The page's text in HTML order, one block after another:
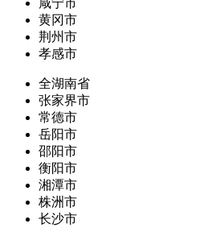
咸宁市
黄冈市
荆州市
孝感市
全湖南省
张家界市
常德市
岳阳市
邵阳市
衡阳市
湘潭市
株洲市
长沙市